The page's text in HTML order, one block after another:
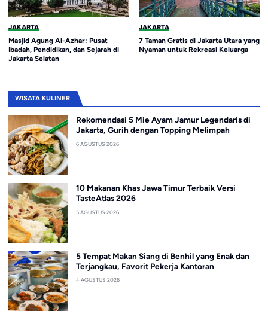
JAKARTA
Masjid Agung Al-Azhar: Pusat
Ibadah, Pendidikan, dan Sejarah di
Jakarta Selatan
JAKARTA
7 Taman Gratis di Jakarta Utara yang
Nyaman untuk Rekreasi Keluarga
WISATA KULINER
Rekomendasi 5 Mie Ayam Jamur Legendaris di
Jakarta, Gurih dengan Topping Melimpah
6 AGUSTUS 2026
10 Makanan Khas Jawa Timur Terbaik Versi
TasteAtlas 2026
5 AGUSTUS 2026
5 Tempat Makan Siang di Benhil yang Enak dan
Terjangkau, Favorit Pekerja Kantoran
4 AGUSTUS 2026